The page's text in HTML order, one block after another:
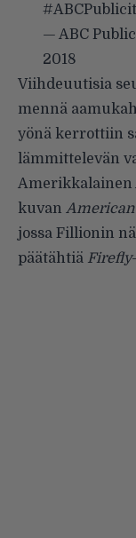
— ABC
2018
Viihdeuutisia
mennä
yönä kerrottiin
lämmittelevän
Amerikkalainen
kuvan
jossa Fillionin
päätähtiä Firefly